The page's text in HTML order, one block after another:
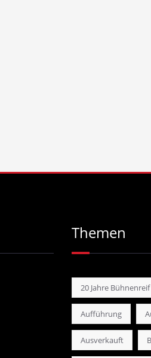
Themen
20 Jahre Bühnenreif
Aufführung
Ausverkauft